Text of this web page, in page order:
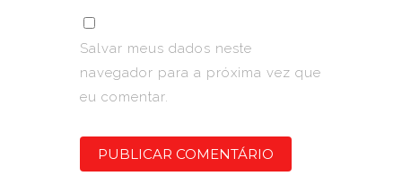
Salvar meus dados neste
navegador para a próxima vez que
eu comentar.